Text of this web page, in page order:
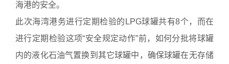
海港的安全。
此次海湾港务进行定期检验的LPG球罐共有8个，而在
进行定期检验这项“安全规定动作”前，如何分批将球罐
内的液化石油气置换到其它球罐中，确保球罐在无存储